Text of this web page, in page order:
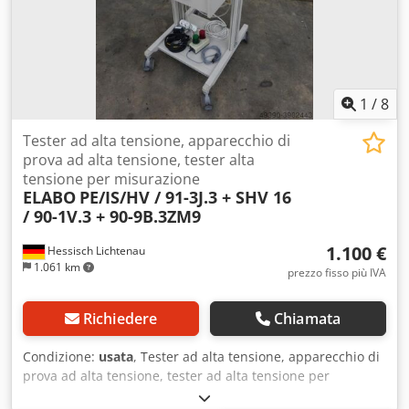
1 /8
Hessisch Lichtenau
1.061 km
Tester ad alta tensione, apparecchio di
prova ad alta tensione, tester alta
tensione per misurazione
ELABO PE/IS/HV / 91-3J.3 + SHV 16
/ 90-1V.3 + 90-9B.3ZM9
1.100 €
prezzo fisso più IVA
Richiedere Chiamata
Condizione: usata, Tester ad alta tensione, apparecchio di
prova ad alta tensione, tester ad alta tensione per
misurazioni HV, PE, IS Pannello di controllo, stazione di